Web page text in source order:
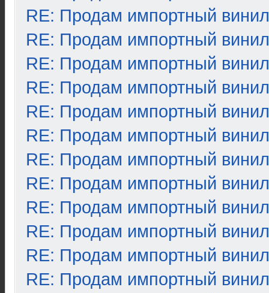
RE: Продам импортный винил
RE: Продам импортный винил
RE: Продам импортный винил
RE: Продам импортный винил
RE: Продам импортный винил
RE: Продам импортный винил
RE: Продам импортный винил
RE: Продам импортный винил
RE: Продам импортный винил
RE: Продам импортный винил
RE: Продам импортный винил
RE: Продам импортный винил